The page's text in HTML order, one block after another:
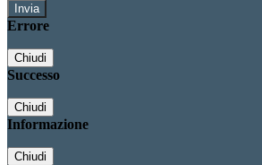
Errore
Chiudi
Successo
Chiudi
Informazione
Chiudi